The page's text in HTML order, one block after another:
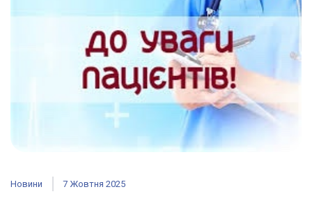
Новини 7 Жовтня 2025